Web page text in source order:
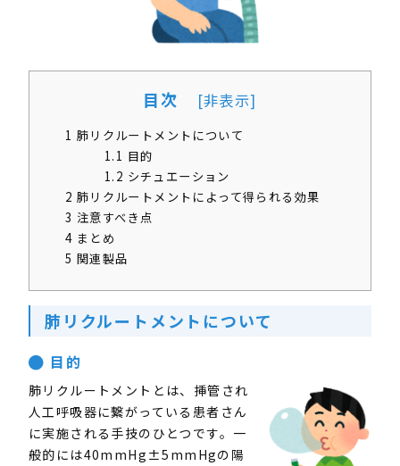
目次 [非表示]
1 肺リクルートメントについて
1.1 目的
1.2 シチュエーション
2 肺リクルートメントによって得られる効果
3 注意すべき点
4 まとめ
5 関連製品
肺リクルートメントについて
目的
肺リクルートメントとは、挿管され
人工呼吸器に繋がっている患者さん
に実施される手技のひとつです。 一
般的には40mmHg±5mmHgの陽